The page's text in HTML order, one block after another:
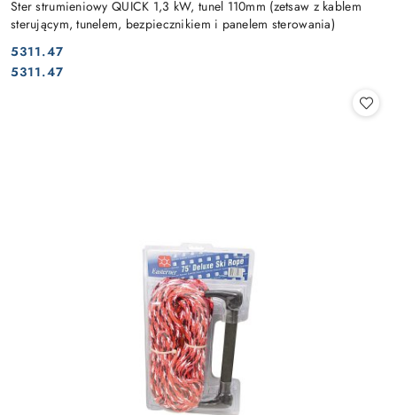
Ster strumieniowy QUICK 1,3 kW, tunel 110mm (zetsaw z kablem
sterującym, tunelem, bezpiecznikiem i panelem sterowania)
Cena:
5311.47
Cena:
5311.47